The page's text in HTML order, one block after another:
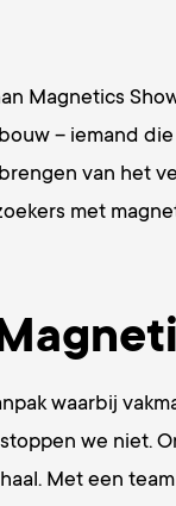
Magnetics
– iemand
van het
met
waarbij
we niet.
Met een